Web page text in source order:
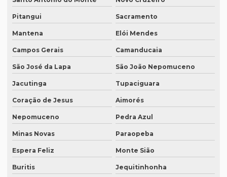
Equipamento para tradução simultanea
Equipamento de tradução simultânea portátil
Equipamentos para interpretação simultânea
Equipamentos necessários para tradução simultânea
Equipamentos de tradução simultânea sp
Interpretação simultânea
Intérprete alemão profissional
Intérprete chinês português
Intérprete para congressos
Pitangui Sacramento
Mantena Elói Mendes
Campos Gerais Camanducaia
São José da Lapa São João Nepomuceno
Jacutinga Tupaciguara
Coração de Jesus Aimorés
Nepomuceno Pedra Azul
Minas Novas Paraopeba
Espera Feliz Monte Sião
Buritis Jequitinhonha